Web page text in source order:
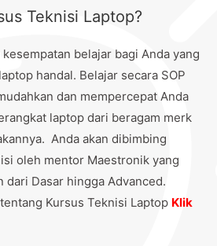
Teknisi Laptop?
belajar bagi Anda yang
handal. Belajar secara SOP
dan mempercepat Anda
laptop dari beragam merk
Anda akan dibimbing
oleh mentor Maestronik yang
dari Dasar hingga Advanced.
Kursus Teknisi Laptop Klik